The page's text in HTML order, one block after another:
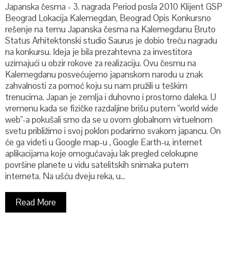
Japanska česma - 3. nagrada Period posla 2010 Klijent GSP
Beograd Lokacija Kalemegdan, Beograd Opis Konkursno
rešenje na temu Japanska česma na Kalemegdanu Bruto
Status Arhitektonski studio Saurus je dobio treću nagradu
na konkursu. Ideja je bila prezahtevna za investitora
uzimajući u obzir rokove za realizaciju. Ovu česmu na
Kalemegdanu posvećujemo japanskom narodu u znak
zahvalnosti za pomoć koju su nam pružili u teškim
trenucima. Japan je zemlja i duhovno i prostorno daleka. U
vremenu kada se fizičke razdaljine brišu putem "world wide
web"-a pokušali smo da se u ovom globalnom virtuelnom
svetu približimo i svoj poklon podarimo svakom japancu. On
će ga videti u Google map-u , Google Earth-u, internet
aplikacijama koje omogućavaju lak pregled celokupne
površine planete u vidu satelitskih snimaka putem
interneta. Na ušću dveju reka, u…
Read More